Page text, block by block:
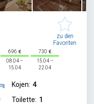
zu den
Favoriten
696
08.04 –
15.04
730
15.04 –
22.04
Kojen: 4
Toilette: 1